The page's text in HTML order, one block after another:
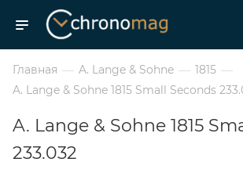
Главная — A. Lange & Sohne — 1815 —
A. Lange & Sohne 1815 Small Seconds
A. Lange & Sohne 1815
233.032